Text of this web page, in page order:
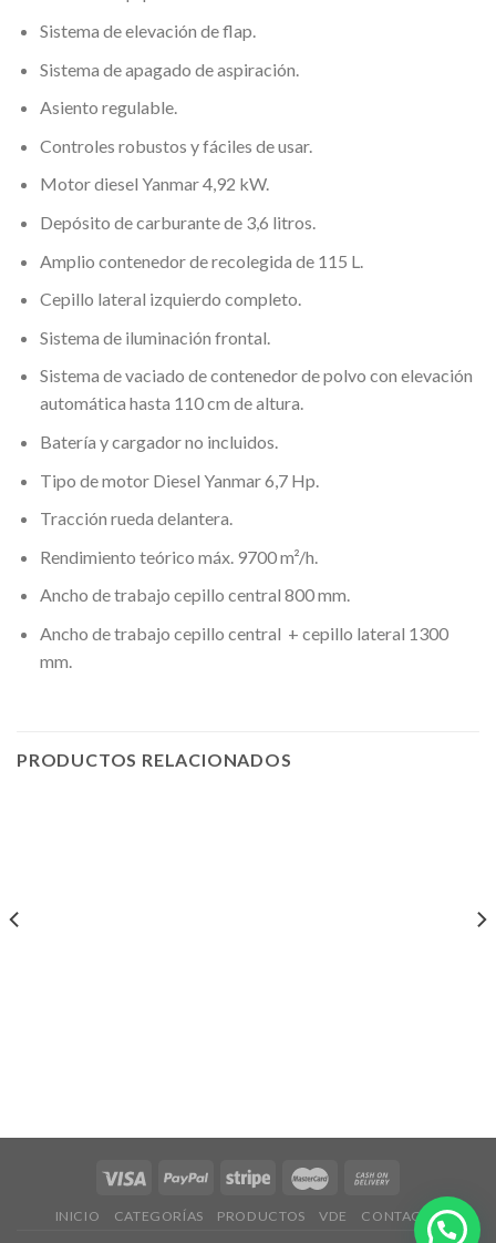
Sistema de elevación de flap.
Sistema de apagado de aspiración.
Asiento regulable.
Controles robustos y fáciles de usar.
Motor diesel Yanmar 4,92 kW.
Depósito de carburante de 3,6 litros.
Amplio contenedor de recolegida de 115 L.
Cepillo lateral izquierdo completo.
Sistema de iluminación frontal.
Sistema de vaciado de contenedor de polvo con elevación
automática hasta 110 cm de altura.
Batería y cargador no incluidos.
Tipo de motor Diesel Yanmar 6,7 Hp.
Tracción rueda delantera.
Rendimiento teórico máx. 9700 m²/h.
Ancho de trabajo cepillo central 800 mm.
Ancho de trabajo cepillo central + cepillo lateral 1300
mm.
PRODUCTOS RELACIONADOS
INICIO CATEGORÍAS PRODUCTOS VDE CONTACTO